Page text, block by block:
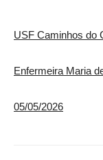
USF Caminhos do
Enfermeira Maria
05/05/2026